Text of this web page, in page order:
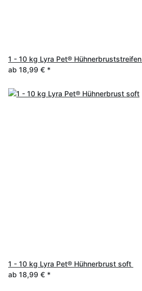
1 - 10 kg Lyra Pet® Hühnerbruststreifen
ab 18,99 € *
1 - 10 kg Lyra Pet® Hühnerbrust soft
ab 18,99 € *